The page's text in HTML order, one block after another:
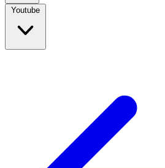
Youtube